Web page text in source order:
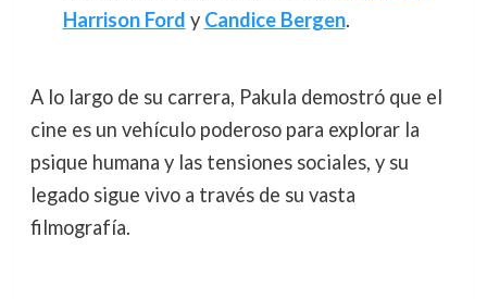
Harrison Ford y Candice Bergen.
A lo largo de su carrera, Pakula demostró que el
cine es un vehículo poderoso para explorar la
psique humana y las tensiones sociales, y su
legado sigue vivo a través de su vasta
filmografía.